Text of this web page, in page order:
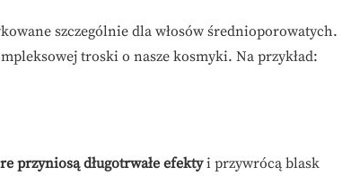
szczególnie dla włosów średnioporowatych.
troski o nasze kosmyki. Na przykład:
przyniosą długotrwałe efektyi przywrócą blask